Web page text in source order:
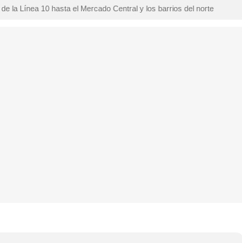
la Línea 10 hasta el Mercado Central y los barrios del norte